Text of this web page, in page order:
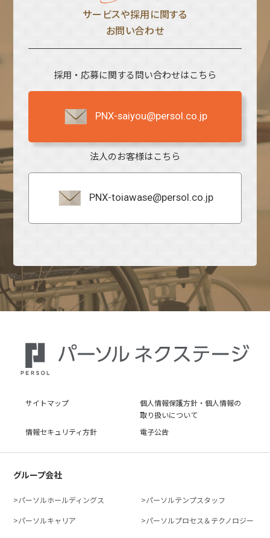
サービスや採⽤に関する
お問い合わせ
採用・応募に関する問い合わせはこちら
PNX-saiyou@persol.co.jp
法人のお客様はこちら
PNX-toiawase@persol.co.jp
サイトマップ
個人情報保護方針・個人情報の
取り扱いについて
情報セキュリティ方針
電子公告
グループ会社
パーソルホールディングス
パーソルテンプスタッフ
パーソルキャリア
パーソルプロセス＆テクノロジー